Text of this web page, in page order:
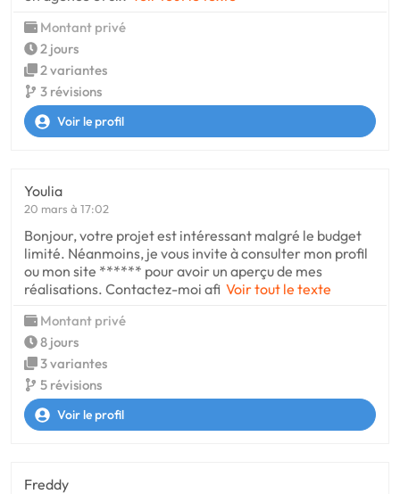
Montant privé
2 jours
2 variantes
3 révisions
Voir le profil
Youlia
20 mars à 17:02
Bonjour, votre projet est intéressant malgré le budget
limité. Néanmoins, je vous invite à consulter mon profil
ou mon site ****** pour avoir un aperçu de mes
réalisations. Contactez-moi afi Voir tout le texte
Montant privé
8 jours
3 variantes
5 révisions
Voir le profil
Freddy